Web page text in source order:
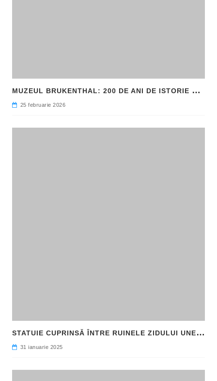
M
UZEUL BRUKENTHAL: 200 DE ANI DE ISTORIE ȘI ARTĂ ÎN INIMA SIBIULUI
25 februarie 2026
S
TATUIE CUPRINSĂ ÎNTRE RUINELE ZIDULUI UNEI CLĂDIRI, DESCOPERITĂ LA FILIPI
31 ianuarie 2025